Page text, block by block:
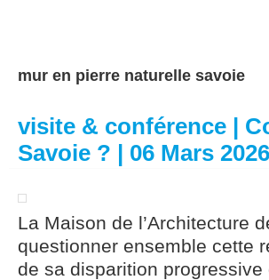
mur en pierre naturelle savoie
visite & conférence |
Savoie ? | 06 Mars 2026
La Maison de l’Architecture
questionner ensemble cette
de sa disparition